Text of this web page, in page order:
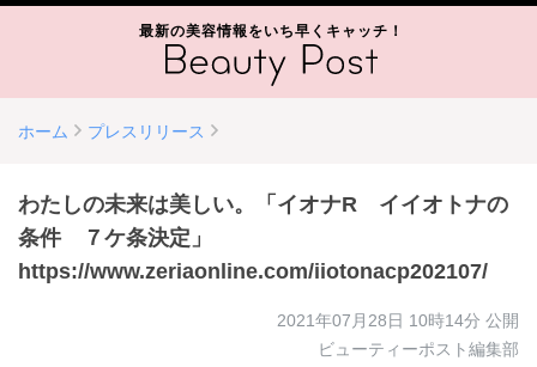
最新の美容情報をいち早くキャッチ！
ホーム プレスリリース
わたしの未来は美しい。「イオナR イイオトナの
条件 ７ケ条決定」
https://www.zeriaonline.com/iiotonacp202107/
2021年07月28日 10時14分 公開
ビューティーポスト編集部